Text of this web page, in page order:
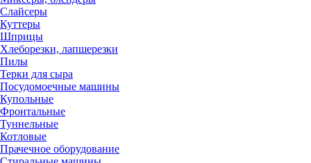
Слайсеры
Куттеры
Шприцы
Хлеборезки, лапшерезки
Пилы
Терки для сыра
Посудомоечные машины
Купольные
Фронтальные
Туннельные
Котловые
Прачечное оборудование